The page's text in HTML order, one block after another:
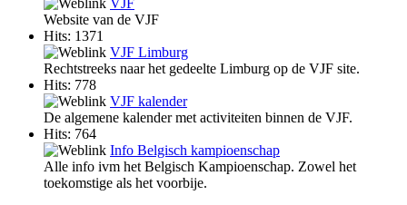
VJF
Website van de VJF
Hits: 1371
VJF Limburg
Rechtstreeks naar het gedeelte Limburg op de VJF site.
Hits: 778
VJF kalender
De algemene kalender met activiteiten binnen de VJF.
Hits: 764
Info Belgisch kampioenschap
Alle info ivm het Belgisch Kampioenschap. Zowel het
toekomstige als het voorbije.